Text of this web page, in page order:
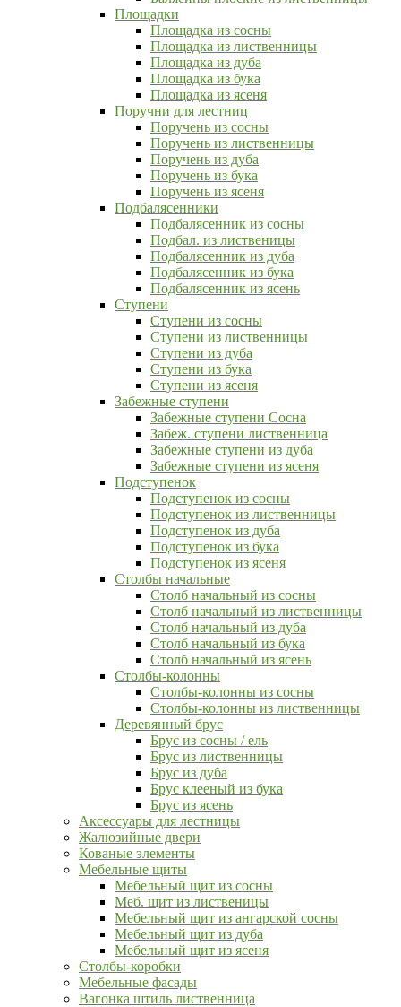
Площадки
Площадка из сосны
Площадка из лиственницы
Площадка из дуба
Площадка из бука
Площадка из ясеня
Поручни для лестниц
Поручень из сосны
Поручень из лиственницы
Поручень из дуба
Поручень из бука
Поручень из ясеня
Подбалясенники
Подбалясенник из сосны
Подбал. из лиственицы
Подбалясенник из дуба
Подбалясенник из бука
Подбалясенник из ясень
Ступени
Ступени из сосны
Ступени из лиственницы
Ступени из дуба
Ступени из бука
Ступени из ясеня
Забежные ступени
Забежные ступени Сосна
Забеж. ступени лиственница
Забежные ступени из дуба
Забежные ступени из ясеня
Подступенок
Подступенок из сосны
Подступенок из лиственницы
Подступенок из дуба
Подступенок из бука
Подступенок из ясеня
Столбы начальные
Столб начальный из сосны
Столб начальный из лиственницы
Столб начальный из дуба
Столб начальный из бука
Столб начальный из ясень
Столбы-колонны
Столбы-колонны из сосны
Столбы-колонны из лиственницы
Деревянный брус
Брус из сосны / ель
Брус из лиственницы
Брус из дуба
Брус клееный из бука
Брус из ясень
Аксессуары для лестницы
Жалюзийные двери
Кованые элементы
Мебельные щиты
Мебельный щит из сосны
Меб. щит из лиственицы
Мебельный щит из ангарской сосны
Мебельный щит из дуба
Мебельный щит из ясеня
Столбы-коробки
Мебельные фасады
Вагонка штиль лиственница